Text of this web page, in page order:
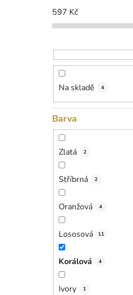
597 Kč
Na skladě 4
Barva
Zlatá 2
Stříbrná 2
Oranžová 4
Lososová 11
Korálová 4
Ivory 1